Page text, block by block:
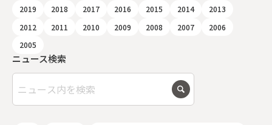
ニュース検索
2019
2018 2017 2016 2015 2014
2013
2012
2011 2010 2009 2008 2007
2006
2005